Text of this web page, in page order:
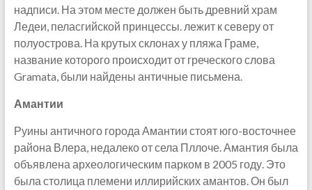
надписи. На этом месте должен быть древний храм
Ледеи, пеласгийской принцессы. лежит к северу от
полуострова. На крутых склонах у пляжа Граме,
название которого происходит от греческого слова
Gramata, были найдены античные письмена.
Амантии
Руины античного города Амантии стоят юго-восточнее
района Влера, недалеко от села Пллоче. Амантия была
объявлена ​​археологическим парком в 2005 году. Это
была столица племени иллирийских амантов. Он был